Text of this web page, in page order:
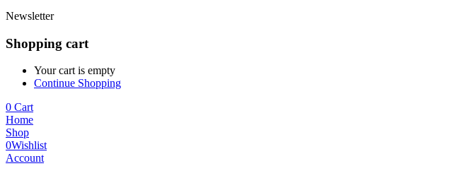
Newsletter
Shopping cart
Your cart is empty
Continue Shopping
0 Cart
Home
Shop
0Wishlist
Account